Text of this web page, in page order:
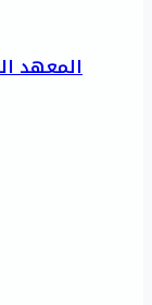
المعهد